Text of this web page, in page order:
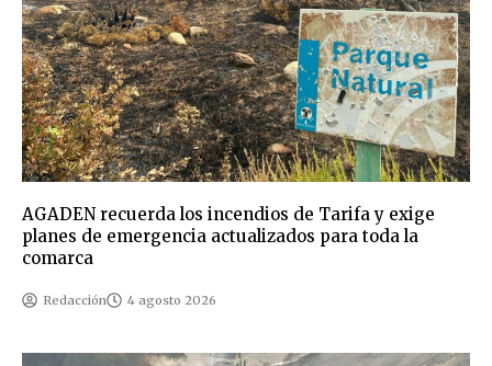
AGADEN recuerda los incendios de Tarifa y exige
planes de emergencia actualizados para toda la
comarca
Redacción 4 agosto 2026